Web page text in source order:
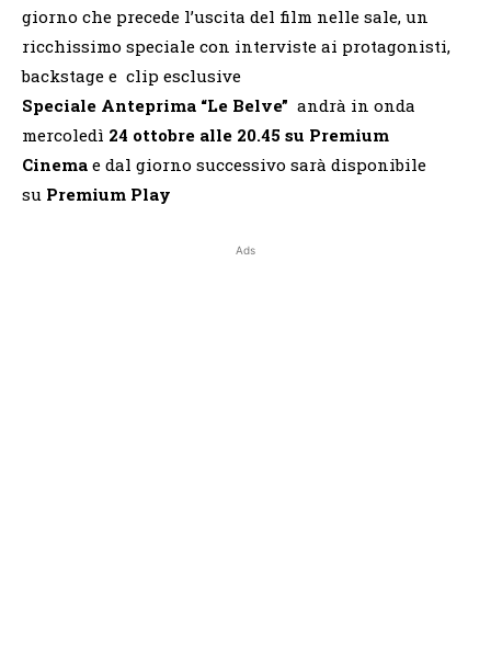
giorno che precede l’uscita del film nelle sale, un
ricchissimo speciale con interviste ai protagonisti,
backstage e clip esclusive
Speciale Anteprima “Le Belve” andrà in onda
mercoledì 24 ottobre alle 20.45 su Premium
Cinema e dal giorno successivo sarà disponibile
su Premium Play
Ads